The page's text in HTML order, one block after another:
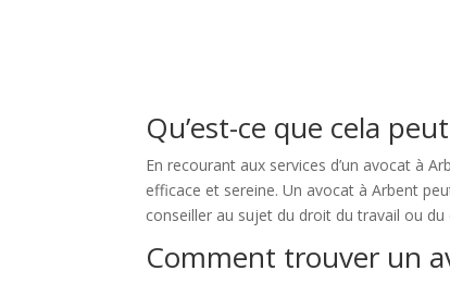
Qu’est-ce que cela
En recourant aux services d’un avocat à
efficace et sereine. Un avocat à Arbent
conseiller au sujet du droit du travail ou
Comment trouver un